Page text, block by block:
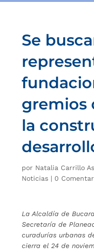
Se
gremios
la
por Natalia Carrillo
Noticias| 0
La Alcaldía de
Secretaría de
curadurías urbanas
cierra el 24 de